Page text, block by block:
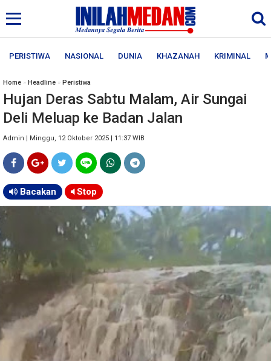
PERISTIWA NASIONAL DUNIA KHAZANAH KRIMINAL
Home » Headline » Peristiwa
Hujan Deras Sabtu Malam, Air Sungai
Deli Meluap ke Badan Jalan
Admin | Minggu, 12 Oktober 2025 | 11:37 WIB
Bacakan Stop